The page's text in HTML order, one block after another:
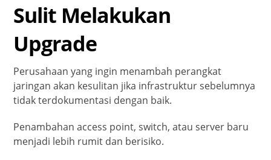
Sulit Melakukan
Upgrade
Perusahaan yang ingin menambah perangkat
jaringan akan kesulitan jika infrastruktur sebelumnya
tidak terdokumentasi dengan baik.
Penambahan access point, switch, atau server baru
menjadi lebih rumit dan berisiko.